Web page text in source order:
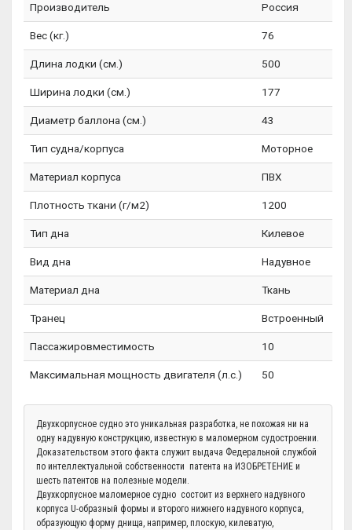
Производитель Россия
Вес (кг.) 76
Длина лодки (см.) 500
Ширина лодки (см.) 177
Диаметр баллона (см.) 43
Тип судна/корпуса Моторное
Материал корпуса ПВХ
Плотность ткани (г/м2) 1200
Тип дна Килевое
Вид дна Надувное
Материал дна Ткань
Транец Встроенный
Пассажировместимость 10
Максимальная мощность двигателя (л.с.) 50
Двухкорпусное судно это уникальная разработка, не похожая ни на
одну надувную конструкцию, известную в маломерном судостроении.
Доказательством этого факта служит выдача Федеральной службой
по интеллектуальной собственности патента на ИЗОБРЕТЕНИЕ и
шесть патентов на полезные модели.
Двухкорпусное маломерное судно состоит из верхнего надувного
корпуса U-образный формы и второго нижнего надувного корпуса,
образующую форму днища, например, плоскую, килеватую,